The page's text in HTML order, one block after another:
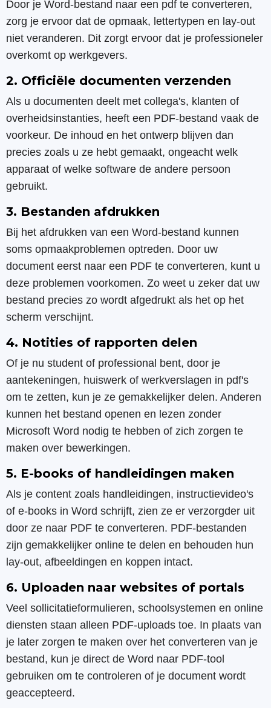
Door je Word-bestand naar een pdf te converteren,
zorg je ervoor dat de opmaak, lettertypen en lay-out
niet veranderen. Dit zorgt ervoor dat je professioneler
overkomt op werkgevers.
2. Officiële documenten verzenden
Als u documenten deelt met collega's, klanten of
overheidsinstanties, heeft een PDF-bestand vaak de
voorkeur. De inhoud en het ontwerp blijven dan
precies zoals u ze hebt gemaakt, ongeacht welk
apparaat of welke software de andere persoon
gebruikt.
3. Bestanden afdrukken
Bij het afdrukken van een Word-bestand kunnen
soms opmaakproblemen optreden. Door uw
document eerst naar een PDF te converteren, kunt u
deze problemen voorkomen. Zo weet u zeker dat uw
bestand precies zo wordt afgedrukt als het op het
scherm verschijnt.
4. Notities of rapporten delen
Of je nu student of professional bent, door je
aantekeningen, huiswerk of werkverslagen in pdf's
om te zetten, kun je ze gemakkelijker delen. Anderen
kunnen het bestand openen en lezen zonder
Microsoft Word nodig te hebben of zich zorgen te
maken over bewerkingen.
5. E-books of handleidingen maken
Als je content zoals handleidingen, instructievideo's
of e-books in Word schrijft, zien ze er verzorgder uit
door ze naar PDF te converteren. PDF-bestanden
zijn gemakkelijker online te delen en behouden hun
lay-out, afbeeldingen en koppen intact.
6. Uploaden naar websites of portals
Veel sollicitatieformulieren, schoolsystemen en online
diensten staan alleen PDF-uploads toe. In plaats van
je later zorgen te maken over het converteren van je
bestand, kun je direct de Word naar PDF-tool
gebruiken om te controleren of je document wordt
geaccepteerd.